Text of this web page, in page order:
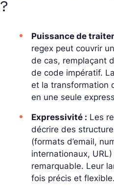
?
Puissance de
regex peut couvrir
de cas, remplaçant
de code impératif.
et la transformation
en une seule
Expressivité : Les
décrire des
(formats d’email,
internationaux,
remarquable. Leur
fois précis et flexible.